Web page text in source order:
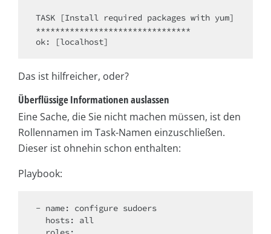
TASK [Install required packages with yum]
********************************
Das ist hilfreicher, oder?
Überflüssige Informationen auslassen
Eine Sache, die Sie nicht machen müssen, ist den
Rollennamen im Task-Namen einzuschließen.
Dieser ist ohnehin schon enthalten:
Playbook:
- name: configure sudoers